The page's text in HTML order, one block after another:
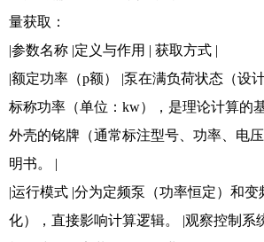
量获取：
|参数名称 |定义与作用 | 获取方式 |
|额定功率（p额） |泵在满负荷状态（设
标称功率（单位：kw），是理论计算的
外壳的铭牌（通常标注型号、功率、电
明书。 |
|运行模式 |分为定频泵（功率恒定）和
化），直接影响计算逻辑。 |观察控制系